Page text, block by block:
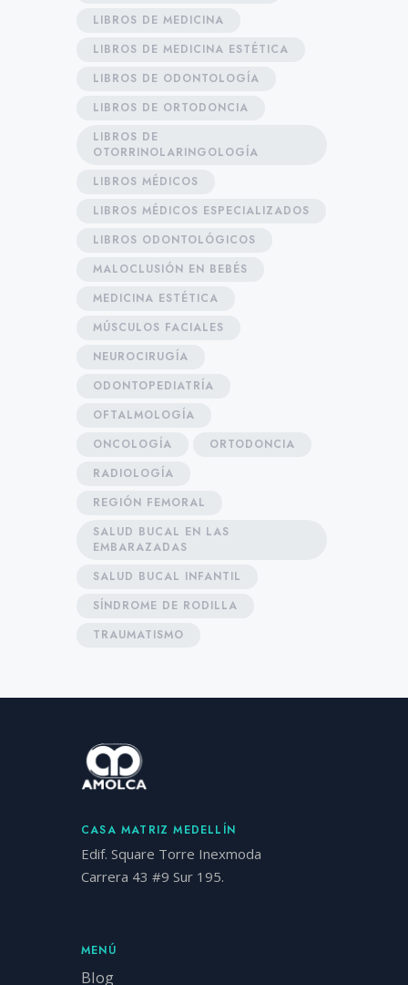
LIBROS DE MEDICINA
LIBROS DE MEDICINA ESTÉTICA
LIBROS DE ODONTOLOGÍA
LIBROS DE ORTODONCIA
LIBROS DE
OTORRINOLARINGOLOGÍA
LIBROS MÉDICOS
LIBROS MÉDICOS ESPECIALIZADOS
LIBROS ODONTOLÓGICOS
MALOCLUSIÓN EN BEBÉS
MEDICINA ESTÉTICA
MÚSCULOS FACIALES
NEUROCIRUGÍA
ODONTOPEDIATRÍA
OFTALMOLOGÍA
ONCOLOGÍA
ORTODONCIA
RADIOLOGÍA
REGIÓN FEMORAL
SALUD BUCAL EN LAS
EMBARAZADAS
SALUD BUCAL INFANTIL
SÍNDROME DE RODILLA
TRAUMATISMO
CASA MATRIZ MEDELLÍN
Edif. Square Torre Inexmoda
Carrera 43 #9 Sur 195.
MENÚ
Blog